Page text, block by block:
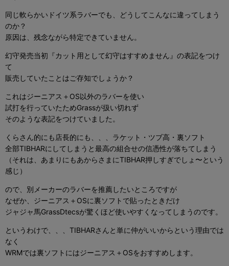
同じ軟らかいドイツ系ラバーでも、どうしてこんなに違ってしまう
のか？
原因は、残念ながら特定できていません。
幻守発売当初『カット用として幻守はすすめません』の表記をつけ
て
販売していたことはご存知でしょうか？
これはジーニアス＋OS以外のラバーを使い
試打を行っていたためGrassが扱い切れず
そのような表記をつけていました。
くらさん的にも店長的にも、、、ラケット・ツブ高・裏ソフト
全部TIBHARにしてしまうと最高の組合せの信憑性が落ちてしまう
（それは、あまりにもあからさまにTIBHAR押しすぎでしょ〜という
感じ）
ので、別メーカーのラバーを推薦したいところですが
なぜか、ジーニアス＋OSに裏ソフトで貼ったときだけ
ジャジャ馬GrassDtecsが驚くほど使いやすくなってしまうのです。
というわけで、、、TIBHARさんと単に仲がいいからという理由では
なく
WRMでは裏ソフトにはジーニアス＋OSをおすすめします。